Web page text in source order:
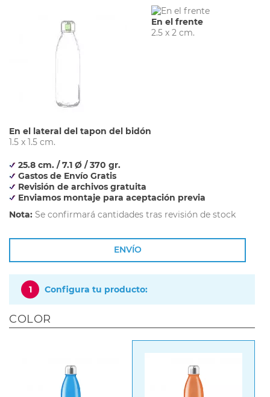
En el lateral del tapon del bidón
1.5 x 1.5 cm.
En el frente
2.5 x 2 cm.
25.8 cm. / 7.1 Ø / 370 gr.
Gastos de Envío Gratis
Revisión de archivos gratuita
Enviamos montaje para aceptación previa
Nota: Se confirmará cantidades tras revisión de stock
ENVÍO
1 Configura tu producto:
COLOR